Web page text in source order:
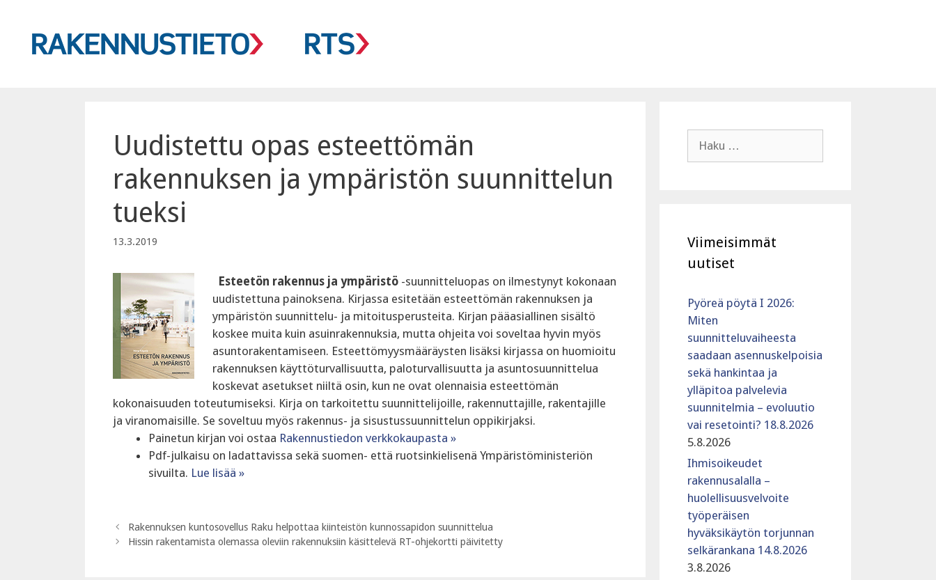
Uudistettu opas esteettömän
rakennuksen ja ympäristön suunnittelun
tueksi
13.3.2019
Esteetön rakennus ja ympäristö-suunnitteluopas on ilmestynyt kokonaan
uudistettuna painoksena. Kirjassa esitetään esteettömän rakennuksen ja
ympäristön suunnittelu- ja mitoitusperusteita. Kirjan pääasiallinen sisältö
koskee muita kuin asuinrakennuksia, mutta ohjeita voi soveltaa hyvin myös
asuntorakentamiseen. Esteettömyysmääräysten lisäksi kirjassa on huomioitu
rakennuksen käyttöturvallisuutta, paloturvallisuutta ja asuntosuunnittelua
koskevat asetukset niiltä osin, kun ne ovat olennaisia esteettömän
kokonaisuuden toteutumiseksi. Kirja on tarkoitettu suunnittelijoille, rakennuttajille, rakentajille
ja viranomaisille. Se soveltuu myös rakennus- ja sisustussuunnittelun oppikirjaksi.
Painetun kirjan voi ostaa Rakennustiedon verkkokaupasta »
Pdf-julkaisu on ladattavissa sekä suomen- että ruotsinkielisenä Ympäristöministeriön
sivuilta. Lue lisää »
Rakennuksen kuntosovellus Raku helpottaa kiinteistön kunnossapidon suunnittelua
Hissin rakentamista olemassa oleviin rakennuksiin käsittelevä RT-ohjekortti päivitetty
Viimeisimmät
uutiset
Pyöreä pöytä I 2026:
Miten
suunnitteluvaiheesta
saadaan asennuskelpoisia
sekä hankintaa ja
ylläpitoa palvelevia
suunnitelmia – evoluutio
vai resetointi? 18.8.2026
5.8.2026
Ihmisoikeudet
rakennusalalla –
huolellisuusvelvoite
työperäisen
hyväksikäytön torjunnan
selkärankana 14.8.2026
3.8.2026